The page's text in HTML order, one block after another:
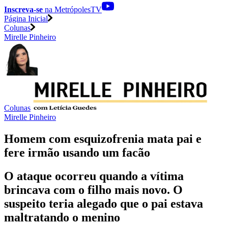
Inscreva-se na MetrópolesTV
Página Inicial
Colunas
Mirelle Pinheiro
Colunas
Mirelle Pinheiro
Homem com esquizofrenia mata pai e
fere irmão usando um facão
O ataque ocorreu quando a vítima
brincava com o filho mais novo. O
suspeito teria alegado que o pai estava
maltratando o menino